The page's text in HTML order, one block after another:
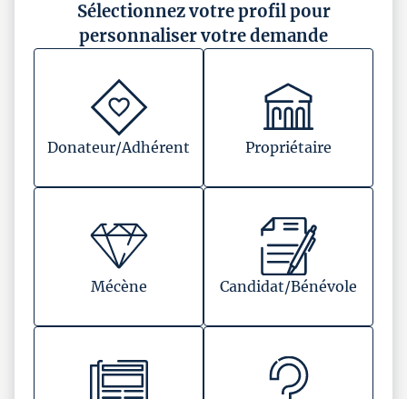
Sélectionnez votre profil pour
personnaliser votre demande
Donateur/Adhérent Propriétaire
Mécène Candidat/Bénévole